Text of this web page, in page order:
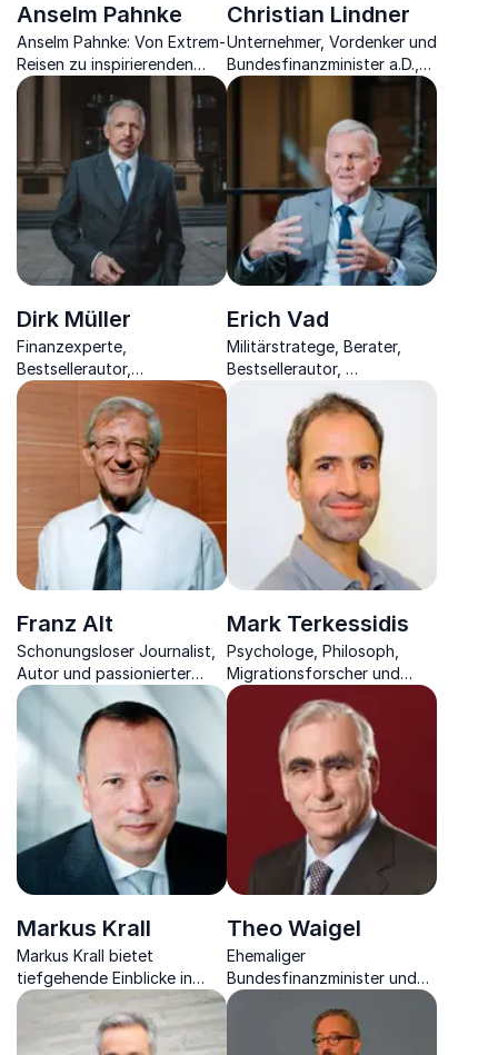
Anselm Pahnke
Anselm Pahnke: Von Extrem-
Reisen zu inspirierenden
Keynotes über Resilienz und
Willenskraft.
Christian Lindner
Unternehmer, Vordenker und
Bundesfinanzminister a.D.,
Experte für Wirtschaft,
Dirk Müller
Finanzexperte,
Bestsellerautor,
Politikberater und
Dolmetscher zwischen dem
Börsenmarkt und den
Menschen außerhalb.
Erich Vad
Militärstratege, Berater,
Bestsellerautor,
Universitätslehrer und
Publizist über die richtige
Strategie bei der
Organisationsführung.
Franz Alt
Schonungsloser Journalist,
Autor und passionierter
Berater zieht Sie in den
Bann des Wandels von Klima
und Umwelt.
Mark Terkessidis
Psychologe, Philosoph,
Migrationsforscher und
freier Autor beleuchtet die
Multikulturalität der
heutigen Gesellschaft.
Markus Krall
Markus Krall bietet
tiefgehende Einblicke in
Finanzmärkte, Geldpolitik
und wirtschaftliche Risiken –
praxisnah, kritisch und
Theo Waigel
Ehemaliger
Bundesfinanzminister und
Namensgeber des Euros
gewährt einen interessanten
Blick hinter die Fassaden